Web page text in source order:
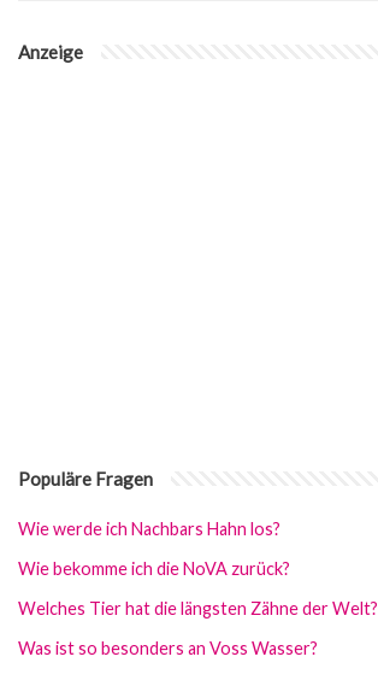
Anzeige
Populäre Fragen
Wie werde ich Nachbars Hahn los?
Wie bekomme ich die NoVA zurück?
Welches Tier hat die längsten Zähne der Welt?
Was ist so besonders an Voss Wasser?